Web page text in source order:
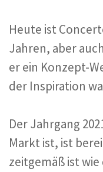
Heute ist
Jahren, aber
er ein Konzept-
der Inspiration
Der Jahrgang
Markt ist, ist
zeitgemäß ist